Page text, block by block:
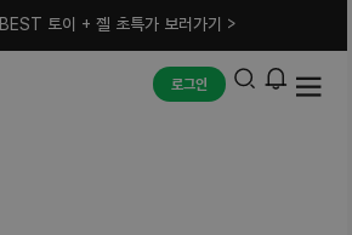
BEST 토이 + 젤 초특가 보러가기 >
로그인